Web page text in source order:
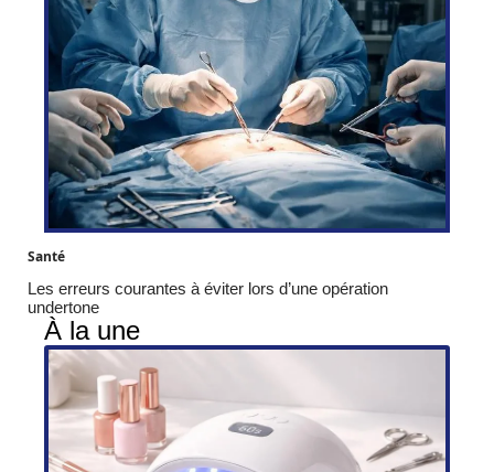
Santé
Les erreurs courantes à éviter lors d’une opération
undertone
À la une